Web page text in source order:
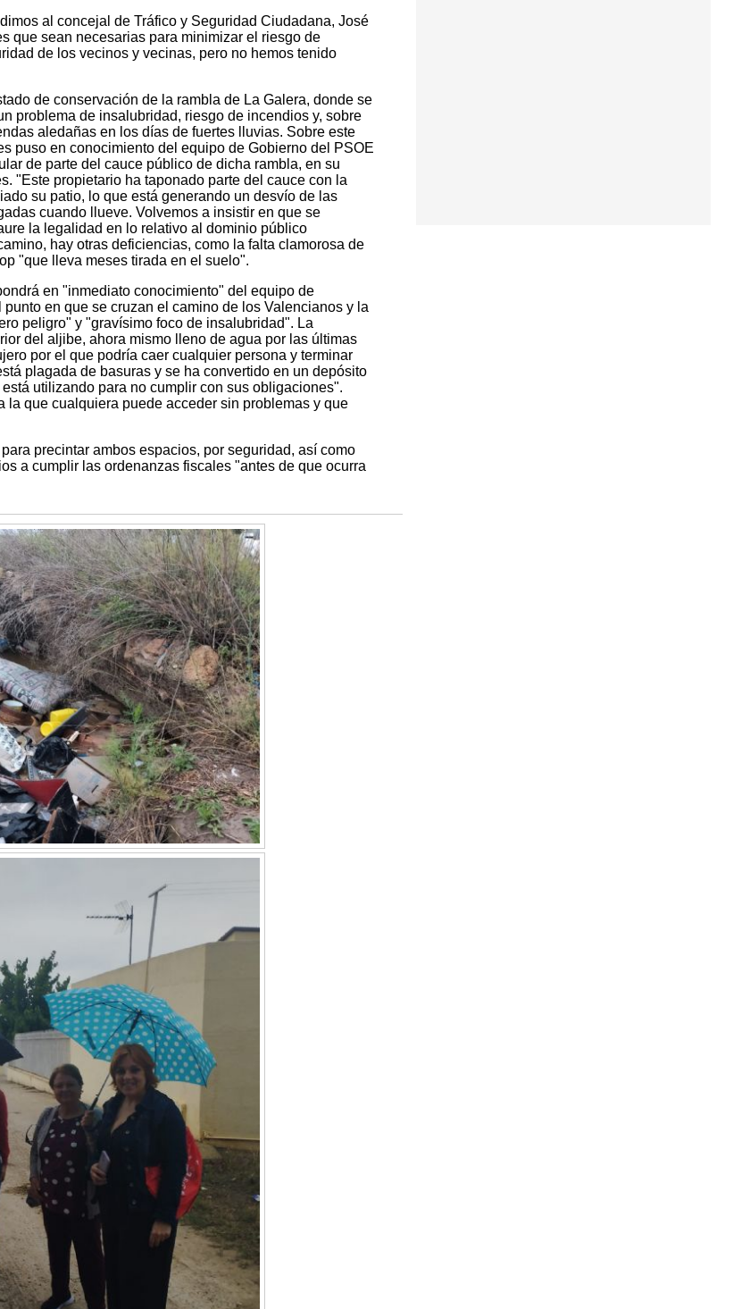
al concejal de Tráfico y Seguridad Ciudadana, José
que sean necesarias para minimizar el riesgo de
de los vecinos y vecinas, pero no hemos tenido
de conservación de la rambla de La Galera, donde se
problema de insalubridad, riesgo de incendios y, sobre
aledañas en los días de fuertes lluvias. Sobre este
puso en conocimiento del equipo de Gobierno del PSOE
de parte del cauce público de dicha rambla, en su
"Este propietario ha taponado parte del cauce con la
su patio, lo que está generando un desvío de las
cuando llueve. Volvemos a insistir en que se
la legalidad en lo relativo al dominio público
hay otras deficiencias, como la falta clamorosa de
"que lleva meses tirada en el suelo".
en "inmediato conocimiento" del equipo de
en que se cruzan el camino de los Valencianos y la
peligro" y "gravísimo foco de insalubridad". La
del aljibe, ahora mismo lleno de agua por las últimas
por el que podría caer cualquier persona y terminar
plagada de basuras y se ha convertido en un depósito
utilizando para no cumplir con sus obligaciones".
la que cualquiera puede acceder sin problemas y que
precintar ambos espacios, por seguridad, así como
a cumplir las ordenanzas fiscales "antes de que ocurra